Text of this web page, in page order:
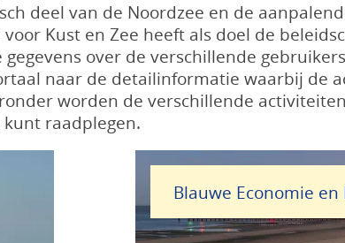
deel van de Noordzee en de
Kust en Zee heeft als doel de
over de verschillende
naar de detailinformatie waarbij de
worden de verschillende
raadplegen.
Blauwe Economie